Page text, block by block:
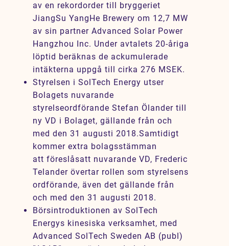
av en rekordorder till bryggeriet
JiangSu YangHe Brewery om 12,7 MW
av sin partner Advanced Solar Power
Hangzhou Inc. Under avtalets 20-åriga
löptid beräknas de ackumulerade
intäkterna uppgå till cirka 276 MSEK.
Styrelsen i SolTech Energy utser
Bolagets nuvarande
styrelseordförande Stefan Ölander till
ny VD i Bolaget, gällande från och
med den 31 augusti 2018.Samtidigt
kommer extra bolagsstämman
att föreslåsatt nuvarande VD, Frederic
Telander övertar rollen som styrelsens
ordförande, även det gällande från
och med den 31 augusti 2018.
Börsintroduktionen av SolTech
Energys kinesiska verksamhet, med
Advanced SolTech Sweden AB (publ)